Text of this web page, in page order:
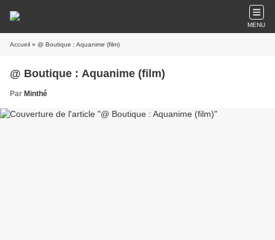
MENU
Accueil » @ Boutique : Aquanime (film)
@ Boutique : Aquanime (film)
Par Minthé